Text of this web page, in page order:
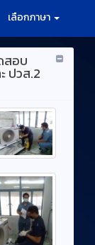
เลือกภาษา
สอบ
ปวส.2